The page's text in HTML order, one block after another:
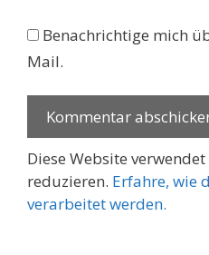
Benachrichtige mich
Mail.
Diese Website
reduzieren. Erfahre, wie
verarbeitet werden.